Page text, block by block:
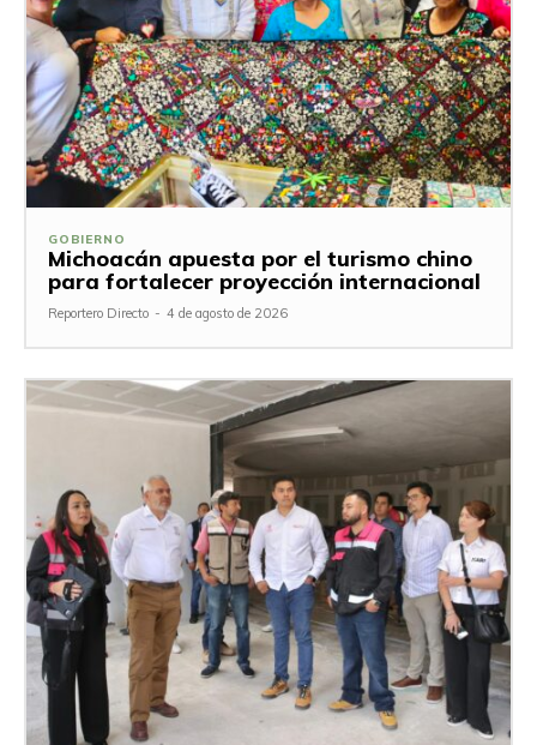
GOBIERNO
Michoacán apuesta por el turismo chino
para fortalecer proyección internacional
Reportero Directo - 4 de agosto de 2026